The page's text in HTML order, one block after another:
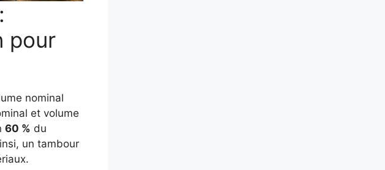
pour
nominal
et volume
60 % du
un tambour